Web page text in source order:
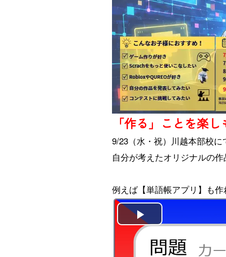
「作る」ことを楽
9/23（水・祝）川越本部校に
自分が考えたオリジナルの
例えば【単語帳アプリ】も
Play
Video